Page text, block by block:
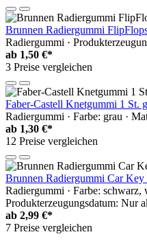
Brunnen Radiergummi
Radiergummi ·
ab 1,50 €*
3 Preise vergleichen
Faber-Castell Knetgummi 1 St.
Radiergummi · Farbe: grau ·
ab 1,30 €*
12 Preise vergleichen
Brunnen Radiergummi Car
Radiergummi · Farbe: schwarz,
Produkterzeugungsdatum: Nur
ab 2,99 €*
7 Preise vergleichen